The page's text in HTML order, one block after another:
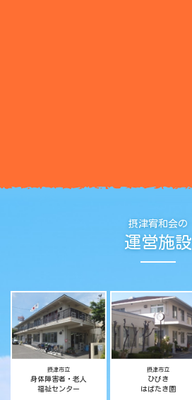
摂津宥和会の
運営施設
摂津市立
身体障害者・老人
福祉センター
摂津市立
ひびき
はばたき園